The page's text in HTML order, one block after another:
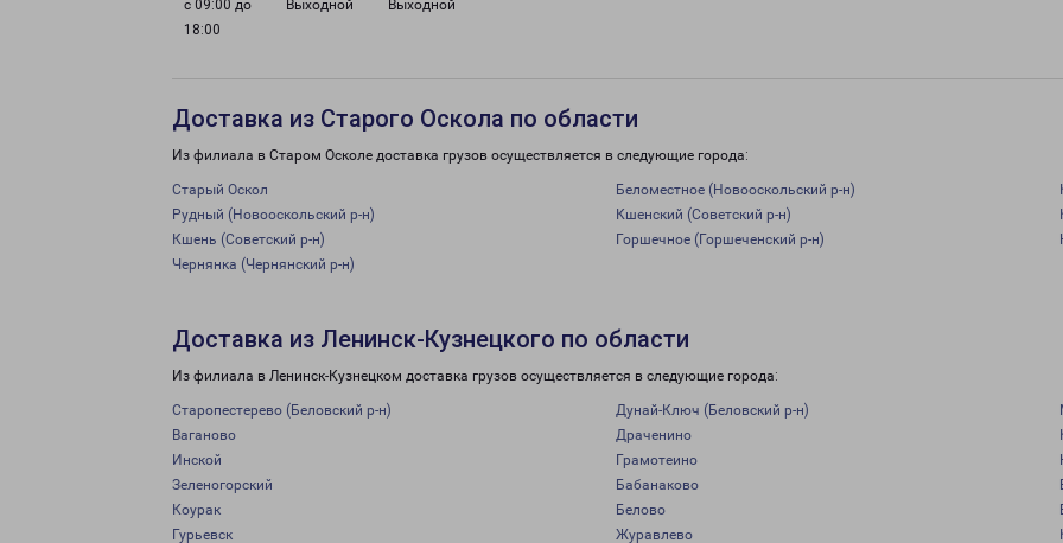
с 09:00 до
18:00
Выходной Выходной
Доставка из Старого Оскола по области
Из филиала в Старом Осколе доставка грузов осуществляется в следующие города:
Старый Оскол Беломестное (Новооскольский р-н)
Рудный (Новооскольский р-н)
Кшенский (Советский р-н)
Кшень (Советский р-н)
Горшечное (Горшеченский р-н)
Чернянка (Чернянский р-н)
Доставка из Ленинск-Кузнецкого по области
Из филиала в Ленинск-Кузнецком доставка грузов осуществляется в следующие города:
Старопестерево (Беловский р-н) Дунай-Ключ (Беловский р-н)
Ваганово
Драченино
Инской
Грамотеино
Зеленогорский
Бабанаково
Коурак
Белово
Гурьевск
Журавлево